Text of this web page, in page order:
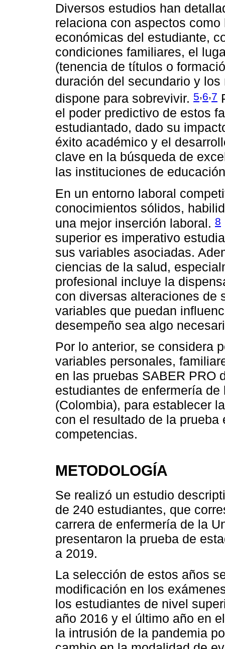
Diversos estudios han
relaciona con aspectos
económicas del estudiante,
condiciones familiares, el
(tenencia de títulos o
duración del secundario y
dispone para sobrevivir. 5,6,7
el poder predictivo de estos
estudiantado, dado su
éxito académico y el
clave en la búsqueda de
las instituciones de
En un entorno laboral
conocimientos sólidos,
una mejor inserción laboral. 8
superior es imperativo
sus variables asociadas.
ciencias de la salud,
profesional incluye la
con diversas alteraciones de
variables que puedan
desempeño sea algo
Por lo anterior, se considera
variables personales,
en las pruebas SABER PRO
estudiantes de enfermería
(Colombia), para establecer
con el resultado de la
competencias.
METODOLOGÍA
Se realizó un estudio
de 240 estudiantes, que
carrera de enfermería de la
presentaron la prueba de
a 2019.
La selección de estos años
modificación en los
los estudiantes de nivel
año 2016 y el último año en
la intrusión de la pandemia